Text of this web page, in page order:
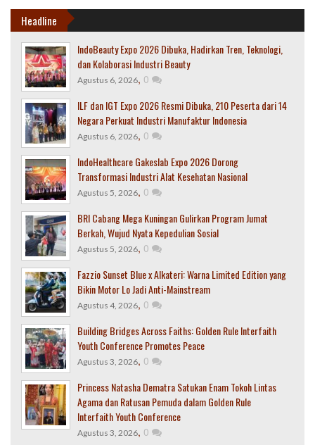
Headline
IndoBeauty Expo 2026 Dibuka, Hadirkan Tren, Teknologi,
dan Kolaborasi Industri Beauty
Agustus 6, 2026, 0
ILF dan IGT Expo 2026 Resmi Dibuka, 210 Peserta dari 14
Negara Perkuat Industri Manufaktur Indonesia
Agustus 6, 2026, 0
IndoHealthcare Gakeslab Expo 2026 Dorong
Transformasi Industri Alat Kesehatan Nasional
Agustus 5, 2026, 0
BRI Cabang Mega Kuningan Gulirkan Program Jumat
Berkah, Wujud Nyata Kepedulian Sosial
Agustus 5, 2026, 0
Fazzio Sunset Blue x Alkateri: Warna Limited Edition yang
Bikin Motor Lo Jadi Anti-Mainstream
Agustus 4, 2026, 0
Building Bridges Across Faiths: Golden Rule Interfaith
Youth Conference Promotes Peace
Agustus 3, 2026, 0
Princess Natasha Dematra Satukan Enam Tokoh Lintas
Agama dan Ratusan Pemuda dalam Golden Rule
Interfaith Youth Conference
Agustus 3, 2026, 0